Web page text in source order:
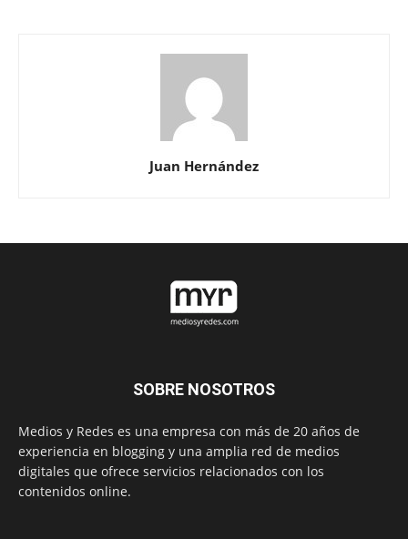
Juan Hernández
SOBRE NOSOTROS
Medios y Redes es una empresa con más de 20 años de
experiencia en blogging y una amplia red de medios
digitales que ofrece servicios relacionados con los
contenidos online.